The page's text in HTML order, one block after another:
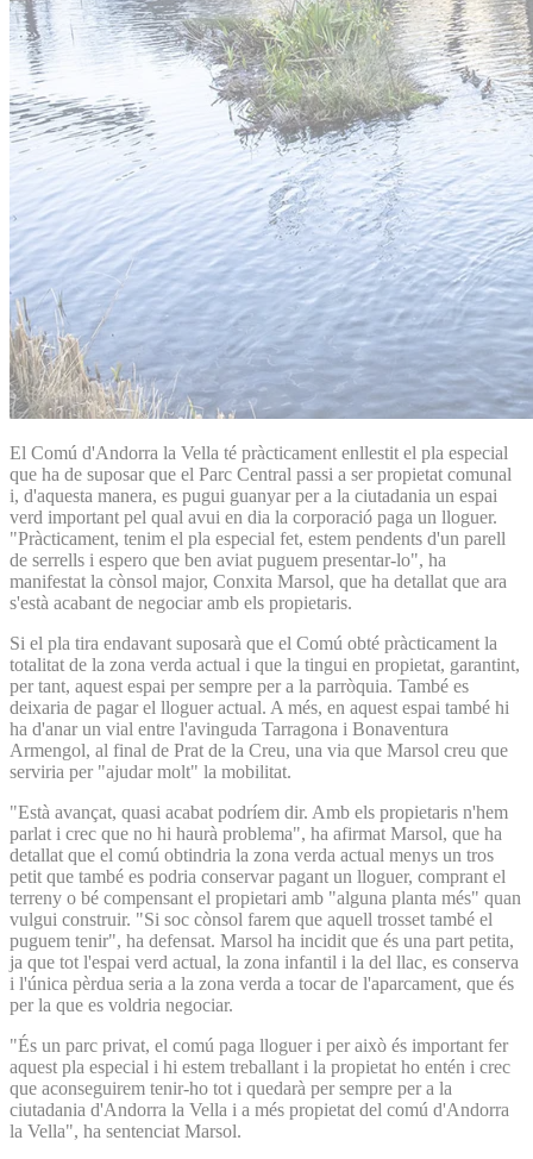
El Comú d'Andorra la Vella té pràcticament enllestit el pla especial
que ha de suposar que el Parc Central passi a ser propietat comunal
i, d'aquesta manera, es pugui guanyar per a la ciutadania un espai
verd important pel qual avui en dia la corporació paga un lloguer.
"Pràcticament, tenim el pla especial fet, estem pendents d'un parell
de serrells i espero que ben aviat puguem presentar-lo", ha
manifestat la cònsol major, Conxita Marsol, que ha detallat que ara
s'està acabant de negociar amb els propietaris.
Si el pla tira endavant suposarà que el Comú obté pràcticament la
totalitat de la zona verda actual i que la tingui en propietat, garantint,
per tant, aquest espai per sempre per a la parròquia. També es
deixaria de pagar el lloguer actual. A més, en aquest espai també hi
ha d'anar un vial entre l'avinguda Tarragona i Bonaventura
Armengol, al final de Prat de la Creu, una via que Marsol creu que
serviria per "ajudar molt" la mobilitat.
"Està avançat, quasi acabat podríem dir. Amb els propietaris n'hem
parlat i crec que no hi haurà problema", ha afirmat Marsol, que ha
detallat que el comú obtindria la zona verda actual menys un tros
petit que també es podria conservar pagant un lloguer, comprant el
terreny o bé compensant el propietari amb "alguna planta més" quan
vulgui construir. "Si soc cònsol farem que aquell trosset també el
puguem tenir", ha defensat. Marsol ha incidit que és una part petita,
ja que tot l'espai verd actual, la zona infantil i la del llac, es conserva
i l'única pèrdua seria a la zona verda a tocar de l'aparcament, que és
per la que es voldria negociar.
"És un parc privat, el comú paga lloguer i per això és important fer
aquest pla especial i hi estem treballant i la propietat ho entén i crec
que aconseguirem tenir-ho tot i quedarà per sempre per a la
ciutadania d'Andorra la Vella i a més propietat del comú d'Andorra
la Vella", ha sentenciat Marsol.